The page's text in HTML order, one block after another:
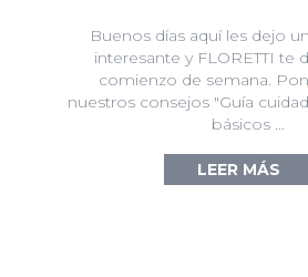
Buenos días aquí les dejo
interesante y FLORETTI te
comienzo de semana.
nuestros consejos "Guía
básicos ...
LEER MÁS